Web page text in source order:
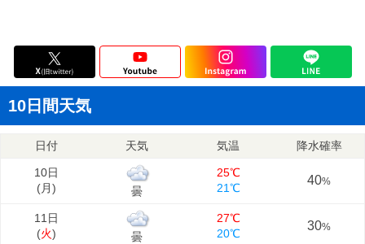
10日間天気
日付 天気 気温 降水確率
10日
(月) 曇
25℃
21℃
40%
11日
(火) 曇
27℃
20℃
30%